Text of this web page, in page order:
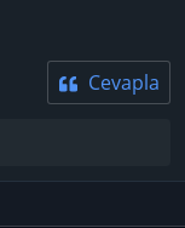
Cevapla